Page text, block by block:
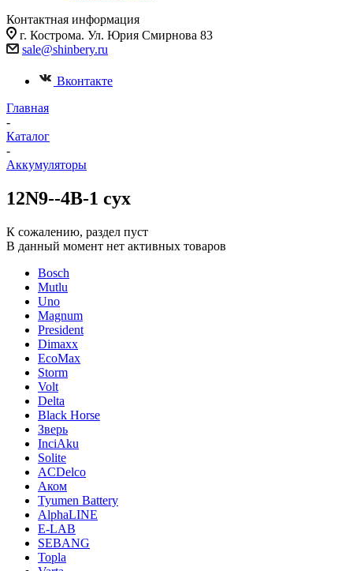
Контактная информация
г. Кострома. Ул. Юрия Смирнова 83
sale@shinbery.ru
Вконтакте
Главная
-
Каталог
-
Аккумуляторы
12N9--4B-1 сух
К сожалению, раздел пуст
В данный момент нет активных товаров
Bosch
Mutlu
Uno
Magnum
President
Dimaxx
EcoMax
Storm
Volt
Delta
Black Horse
Зверь
InciAku
Solite
ACDelco
Аком
Tyumen Battery
AlphaLINE
E-LAB
SEBANG
Topla